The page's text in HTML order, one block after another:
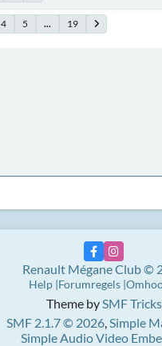
4 5 ... 19
Theme bySMF Tricks
SMF 2.1.7 © 2026,Simple
Simple Audio Video
Renault Mégane Club ©
Help Forumregels